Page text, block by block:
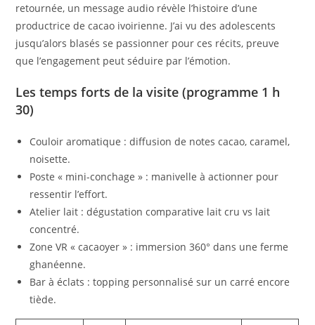
retournée, un message audio révèle l’histoire d’une
productrice de cacao ivoirienne. J’ai vu des adolescents
jusqu’alors blasés se passionner pour ces récits, preuve
que l’engagement peut séduire par l’émotion.
Les temps forts de la visite (programme 1 h
30)
Couloir aromatique : diffusion de notes cacao, caramel,
noisette.
Poste « mini-conchage » : manivelle à actionner pour
ressentir l’effort.
Atelier lait : dégustation comparative lait cru vs lait
concentré.
Zone VR « cacaoyer » : immersion 360° dans une ferme
ghanéenne.
Bar à éclats : topping personnalisé sur un carré encore
tiède.